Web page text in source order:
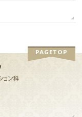
PAGETOP